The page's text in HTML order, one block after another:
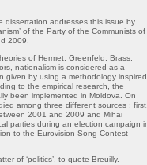
dissertation addresses this issue by
of the Party of the Communists of
2009.
of Hermet, Greenfeld, Brass,
nationalism is considered as a
given by using a methodology inspired
to the empirical research, the
been implemented in Moldova. On
among three different sources : first,
2001 and 2009 and Mihai
parties during an election campaign
to the Eurovision Song Contest
of ‘politics’, to quote Breuilly.